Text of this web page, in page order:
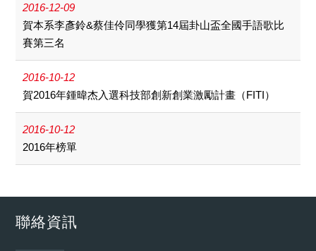
2016-12-09
賀本系李彥鈴&蔡佳伶同學獲第14屆卦山盃全國手語歌比
賽第三名
2016-10-12
賀2016年鍾暐杰入選科技部創新創業激勵計畫（FITI）
2016-10-12
2016年榜單
聯絡資訊